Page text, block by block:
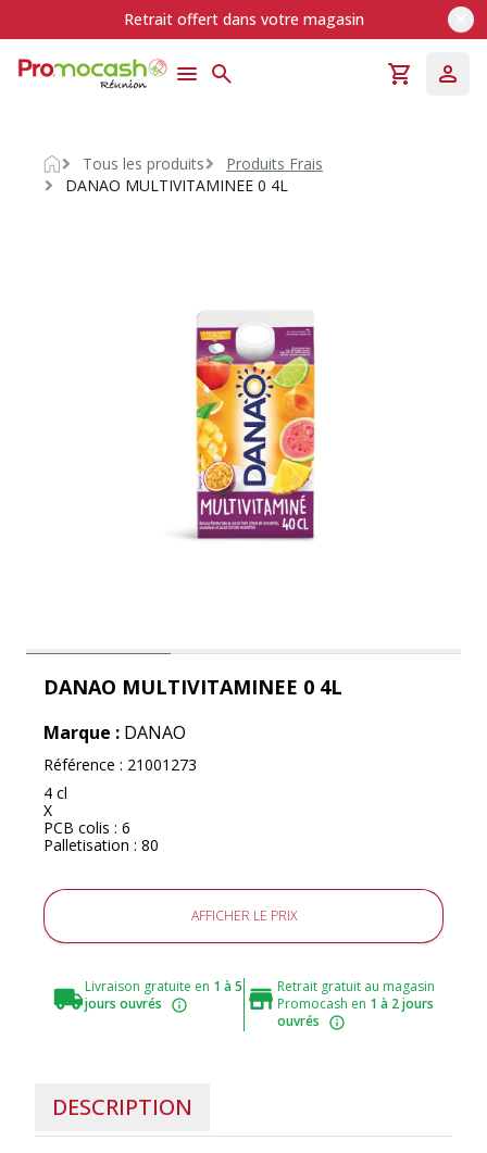
Retrait offert dans votre magasin
Accueil
Tous les produits
Produits Frais
DANAO MULTIVITAMINEE 0 4L
DANAO MULTIVITAMINEE 0 4L
Marque : DANAO
Référence : 21001273
4 cl
X
PCB colis : 6
Palletisation : 80
AFFICHER LE PRIX
Livraison gratuite en 1 à 5
jours ouvrés
Retrait gratuit au magasin
Promocash en 1 à 2 jours
ouvrés
DESCRIPTION